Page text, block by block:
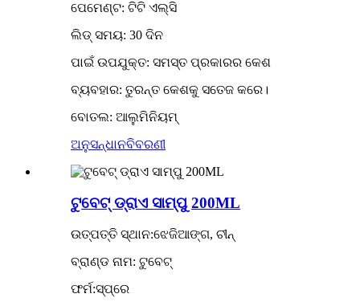
ପେମେଣ୍ଟ: ଟିଟି ଏଲ୍ସି
ଲିଡ୍ ସମୟ: 30 ଦିନ
ପାଇଁ ଉପଯୁକ୍ତ: ସମସ୍ତ ପ୍ରକାରର କେଶ
ବ୍ୟବହାର: ତୁରନ୍ତ କେଶକୁ ସତେଜ କରେ।
ବୋତଲ: ଆଲୁମିନିୟମ୍
ଅନୁସନ୍ଧାନବିବରଣୀ
ଟୁବେଟ୍ ଡ୍ରାଏ ସାମ୍ପୁ 200ML
ଉତ୍ପତ୍ତି ସ୍ଥାନ:ଝେଜିଆଙ୍ଗ, ଚୀନ୍
ବ୍ରାଣ୍ଡ ନାମ: ଟୁବେଟ୍
ଫର୍ମ:ସ୍ପ୍ରେ